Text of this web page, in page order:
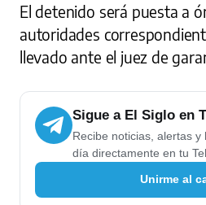
El detenido será puesta a
autoridades
llevado ante el juez de
Sigue a El Siglo en
Recibe noticias, alertas
día directamente en tu
Unirme al